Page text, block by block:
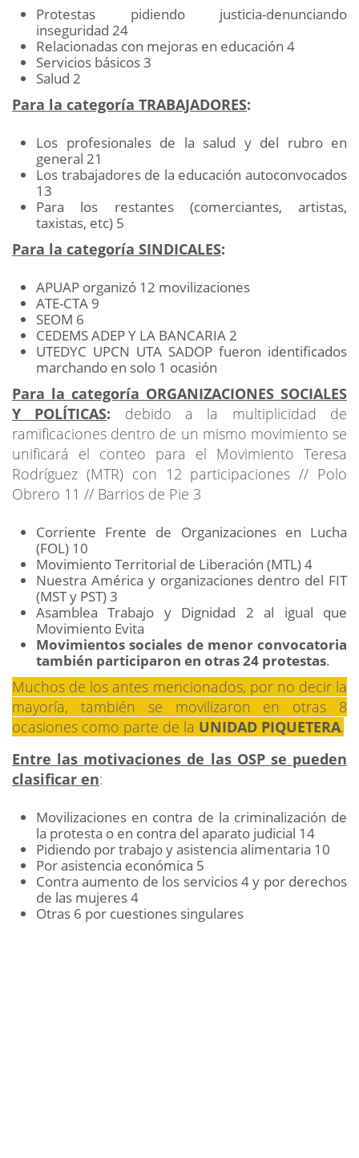
Protestas pidiendo justicia-denunciando
inseguridad 24
Relacionadas con mejoras en educación 4
Servicios básicos 3
Salud 2
Para la categoría TRABAJADORES:
Los profesionales de la salud y del rubro en
general 21
Los trabajadores de la educación autoconvocados
13
Para los restantes (comerciantes, artistas,
taxistas, etc) 5
Para la categoría SINDICALES:
APUAP organizó 12 movilizaciones
ATE-CTA 9
SEOM 6
CEDEMS ADEP Y LA BANCARIA 2
UTEDYC UPCN UTA SADOP fueron identificados
marchando en solo 1 ocasión
Para la categoría ORGANIZACIONES SOCIALES
Y POLÍTICAS: debido a la multiplicidad de
ramificaciones dentro de un mismo movimiento se
unificará el conteo para el Movimiento Teresa
Rodríguez (MTR) con 12 participaciones // Polo
Obrero 11 // Barrios de Pie 3
Corriente Frente de Organizaciones en Lucha
(FOL) 10
Movimiento Territorial de Liberación (MTL) 4
Nuestra América y organizaciones dentro del FIT
(MST y PST) 3
Asamblea Trabajo y Dignidad 2 al igual que
Movimiento Evita
Movimientos sociales de menor convocatoria
también participaron en otras 24 protestas.
Muchos de los antes mencionados, por no decir la
mayoría, también se movilizaron en otras 8
ocasiones como parte de la UNIDAD PIQUETERA.
Entre las motivaciones de las OSP se pueden
clasificar en:
Movilizaciones en contra de la criminalización de
la protesta o en contra del aparato judicial 14
Pidiendo por trabajo y asistencia alimentaria 10
Por asistencia económica 5
Contra aumento de los servicios 4 y por derechos
de las mujeres 4
Otras 6 por cuestiones singulares